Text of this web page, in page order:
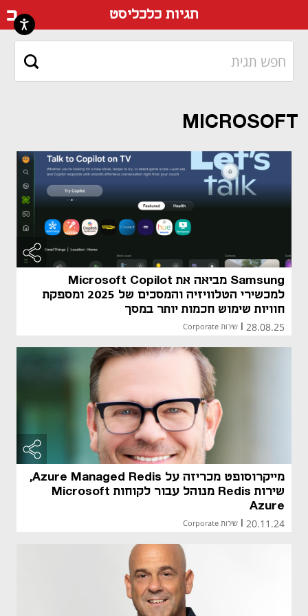
תגיות כלכליסט
MICROSOFT
Samsung מביאה את Microsoft Copilot
למכשירי הטלוויזיה והמסכים של 2025 ומספקת
חוויות שימוש חכמות יותר במסך
28.08.25 שירות Corporate
מייקרוסופט מכריזה על Azure Managed Redis,
שירות Redis מנוהל עבור לקוחות Microsoft
Azure
20.11.24 שירות Corporate